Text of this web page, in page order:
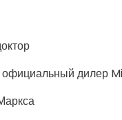
официальный дилер